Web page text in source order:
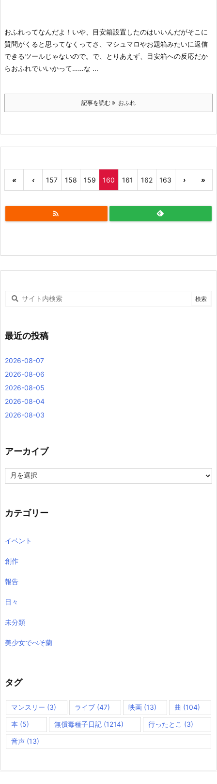
おふれってなんだよ！ いや、目安箱設置したのはいいんだがそこに
質問がくると思ってなくってさ、マシュマロやお題箱みたいに返信
できるツールじゃないので。 で、とりあえず、目安箱への反応だか
らおふれでいいかって……な ...
記事を読む おふれ
« ‹ 157 158 159 160 161 162 163 › »

最近の投稿
2026-08-07
2026-08-06
2026-08-05
2026-08-04
2026-08-03
アーカイブ
ー
ブ
カテゴリー
イベント
創作
報告
日々
未分類
美少女でべそ蘭
タグ
マンスリー (3) ライブ(47) 映画(13) 曲 (104)
本 (5) 無償毒種子日記(1214) 行ったとこ (3)
音声 (13)